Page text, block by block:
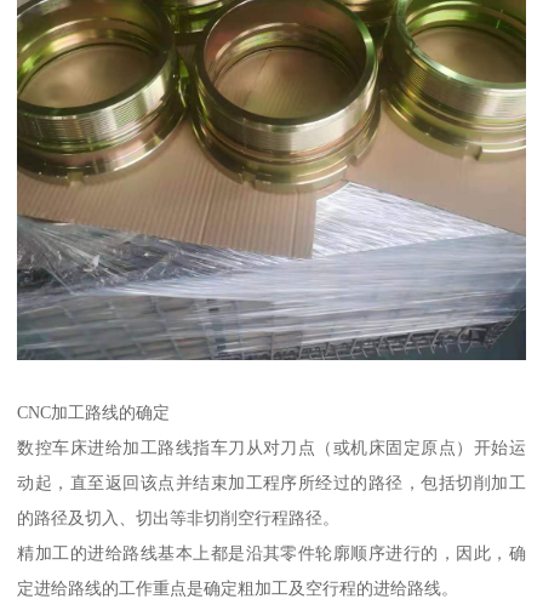
CNC加工路线的确定
数控车床进给加工路线指车刀从对刀点（或机床固定原点）开始运
动起，直至返回该点并结束加工程序所经过的路径，包括切削加工
的路径及切入、切出等非切削空行程路径。
精加工的进给路线基本上都是沿其零件轮廓顺序进行的，因此，确
定进给路线的工作重点是确定粗加工及空行程的进给路线。